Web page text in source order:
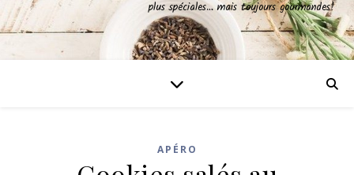
plus spéciales… mais toujours gourmandes!
APÉRO